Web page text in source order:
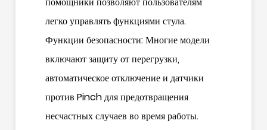
легко управлять функциями стула.
Функции безопасности: Многие модели
включают защиту от перегрузки,
автоматическое отключение и датчики
против Pinch для предотвращения
несчастных случаев во время работы.